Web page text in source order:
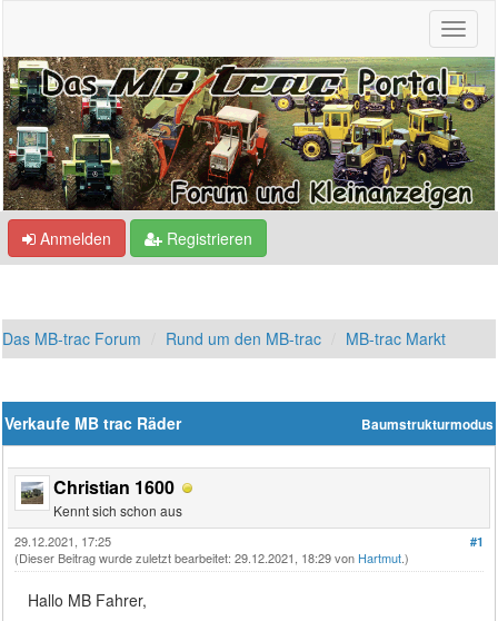
Anmelden Registrieren
Das MB-trac Forum Rund um den MB-trac MB-trac Markt
Baumstrukturmodus
Verkaufe MB trac Räder
Christian 1600
Kennt sich schon aus
#1
29.12.2021, 17:25
(Dieser Beitrag wurde zuletzt bearbeitet: 29.12.2021, 18:29 von Hartmut.)
Hallo MB Fahrer,